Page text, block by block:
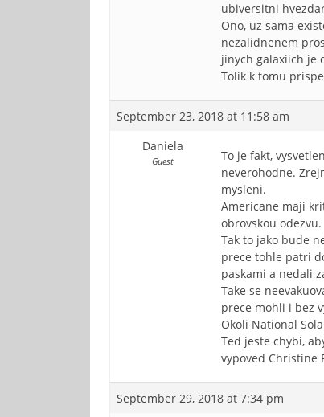
ubiversitni
Ono, uz sama
nezalidnenem
jinych galaxiich je
Tolik k tomu
September 23, 2018 at 11:58 am
Daniela
Guest
To je fakt,
neverohodne.
mysleni.
Americane maji
obrovskou odezvu.
Tak to jako bude
prece tohle patri
paskami a nedali
Take se
prece mohli i bez
Okoli National
Ted jeste chybi,
vypoved Christine
September 29, 2018 at 7:34 pm